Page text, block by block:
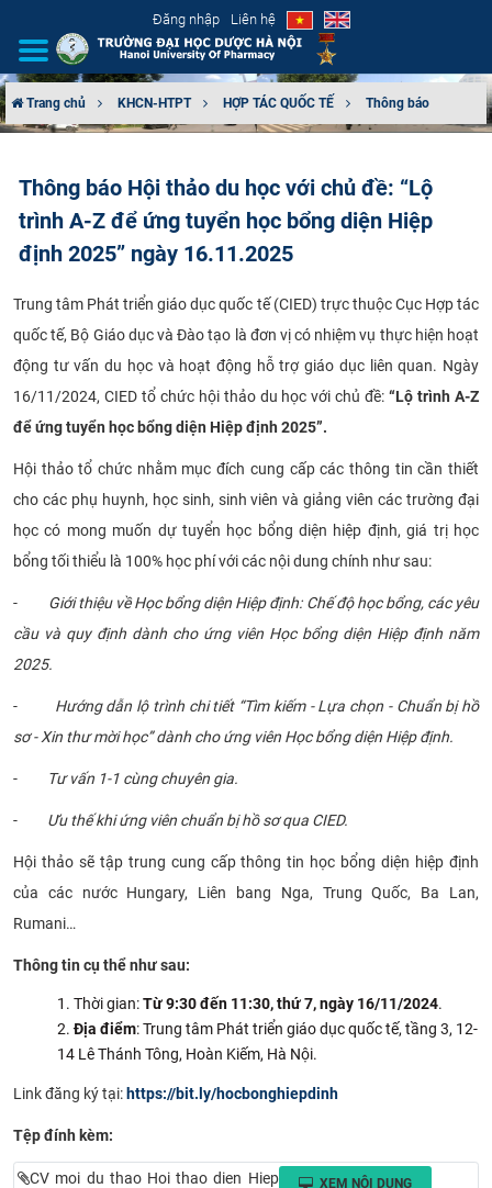
Đăng nhập Liên hệ
CƠ CẤU TỔ CHỨC
TUYỂN SINH
ĐÀO TẠO
ĐẢM BẢO CHẤT LƯỢNG
KHOA HỌC CÔNG NGHỆ
HTQT
CỰU NGƯỜI HỌC
Trang chủ KHCN-HTPT HỢP TÁC QUỐC TẾ Thông báo
Thông báo Hội thảo du học với chủ đề: “Lộ
trình A-Z để ứng tuyển học bổng diện Hiệp
định 2025” ngày 16.11.2025
Trung tâm Phát triển giáo dục quốc tế (CIED) trực thuộc Cục Hợp tác
quốc tế, Bộ Giáo dục và Đào tạo là đơn vị có nhiệm vụ thực hiện hoạt
động tư vấn du học và hoạt động hỗ trợ giáo dục liên quan. Ngày
16/11/2024, CIED tổ chức hội thảo du học với chủ đề:“Lộ trình A-Z
để ứng tuyển học bổng diện Hiệp định 2025”.
Hội thảo tổ chức nhằm mục đích cung cấp các thông tin cần thiết
cho các phụ huynh, học sinh, sinh viên và giảng viên các trường đại
học có mong muốn dự tuyển học bổng diện hiệp định, giá trị học
bổng tối thiểu là 100% học phí với các nội dung chính như sau:
- Giới thiệu về Học bổng diện Hiệp định: Chế độ học bổng, các yêu
cầu và quy định dành cho ứng viên Học bổng diện Hiệp định năm
2025.
- Hướng dẫn lộ trình chi tiết “Tìm kiếm - Lựa chọn - Chuẩn bị hồ
sơ - Xin thư mời học” dành cho ứng viên Học bổng diện Hiệp định.
- Tư vấn 1-1 cùng chuyên gia.
- Ưu thế khi ứng viên chuẩn bị hồ sơ qua CIED.
Hội thảo sẽ tập trung cung cấp thông tin học bổng diện hiệp định
của các nước Hungary, Liên bang Nga, Trung Quốc, Ba Lan,
Rumani…
Thông tin cụ thể như sau:
Thời gian:Từ 9:30 đến 11:30, thứ 7, ngày 16/11/2024.
Địa điểm: Trung tâm Phát triển giáo dục quốc tế, tầng 3, 12-
14 Lê Thánh Tông, Hoàn Kiếm, Hà Nội.
Link đăng ký tại:https://bit.ly/hocbonghiepdinh
Tệp đính kèm:
CV moi du thao Hoi thao dien Hiep
XEM NỘI DUNG